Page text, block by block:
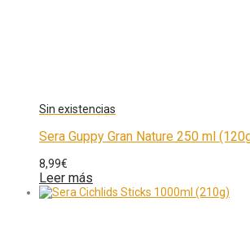
Sera Guppy Gran Nature 250 ml
8,99€
Leer más